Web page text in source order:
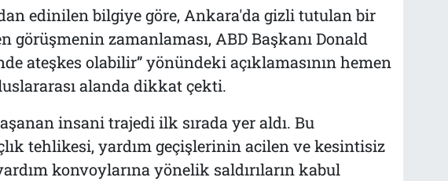
edinilen bilgiye göre, Ankara'da gizli tutulan bir
görüşmenin zamanlaması, ABD Başkanı Donald
ateşkes olabilir” yönündeki açıklamasının hemen
alanda dikkat çekti.
insani trajedi ilk sırada yer aldı. Bu
tehlikesi, yardım geçişlerinin acilen ve kesintisiz
konvoylarına yönelik saldırıların kabul